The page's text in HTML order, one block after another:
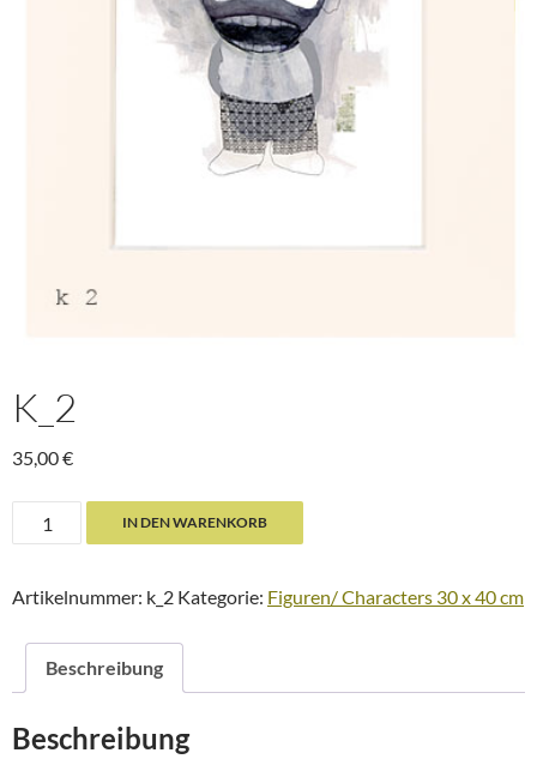
K_2
35,00€
Menge
IN DEN WARENKORB
Artikelnummer: k_2 Kategorie: Figuren/ Characters 30 x 40 cm
Beschreibung
Beschreibung